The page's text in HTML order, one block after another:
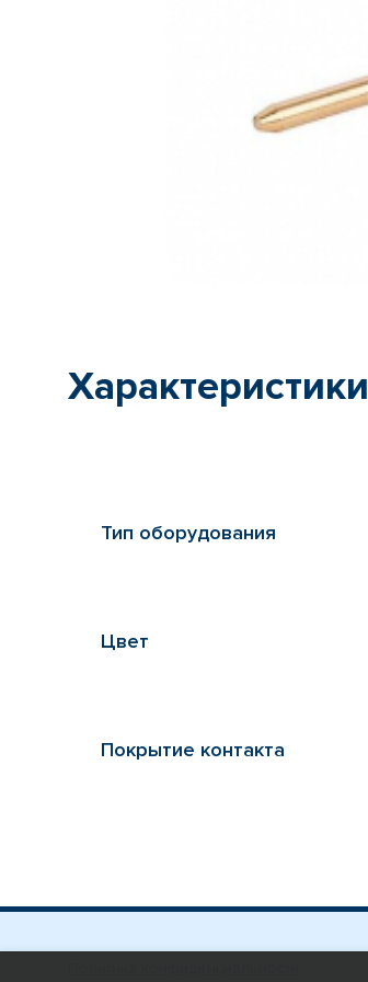
Характеристики
Тип оборудования
Цвет
Покрытие контакта